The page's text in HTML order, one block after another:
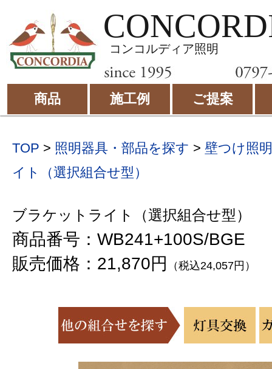
コンコルディア照明
商品 施工例 ご提案
TOP > 照明器具・部品を探す > 壁つけ照明
イト（選択組合せ型）
ブラケットライト（選択組合せ型）
商品番号：WB241+100S/BGE
販売価格：21,870円
（税込24,057円）